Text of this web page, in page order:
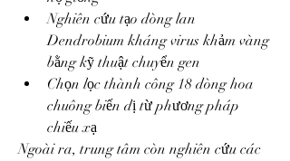
Nghiên cứu tạo dòng lan
Dendrobium kháng virus khảm vàng
bằng kỹ thuật chuyển gen
Chọn lọc thành công 18 dòng hoa
chuông biến dị từ phương pháp
chiếu xạ
Ngoài ra, trung tâm còn nghiên cứu các